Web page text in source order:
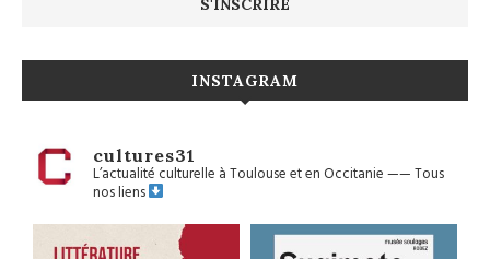
INSTAGRAM
cultures31
L’actualité culturelle à Toulouse et en Occitanie——Tous
nos liens